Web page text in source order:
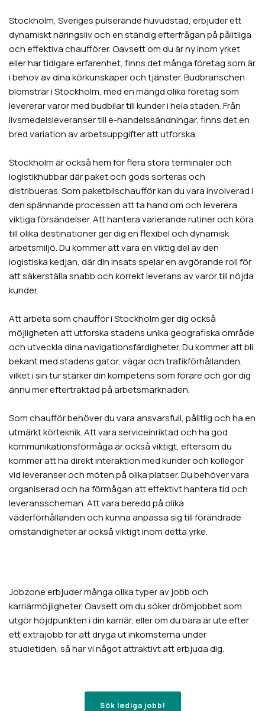
Stockholm, Sveriges pulserande huvudstad, erbjuder ett
dynamiskt näringsliv och en ständig efterfrågan på pålitliga
och effektiva chaufförer. Oavsett om du är ny inom yrket
eller har tidigare erfarenhet, finns det många företag som är
i behov av dina körkunskaper och tjänster. Budbranschen
blomstrar i Stockholm, med en mängd olika företag som
levererar varor med budbilar till kunder i hela staden. Från
livsmedelsleveranser till e-handelssändningar, finns det en
bred variation av arbetsuppgifter att utforska.
Stockholm är också hem för flera stora terminaler och
logistikhubbar där paket och gods sorteras och
distribueras. Som paketbilschaufför kan du vara involverad i
den spännande processen att ta hand om och leverera
viktiga försändelser. Att hantera varierande rutiner och köra
till olika destinationer ger dig en flexibel och dynamisk
arbetsmiljö. Du kommer att vara en viktig del av den
logistiska kedjan, där din insats spelar en avgörande roll för
att säkerställa snabb och korrekt leverans av varor till nöjda
kunder.
Att arbeta som chaufför i Stockholm ger dig också
möjligheten att utforska stadens unika geografiska område
och utveckla dina navigationsfärdigheter. Du kommer att bli
bekant med stadens gator, vägar och trafikförhållanden,
vilket i sin tur stärker din kompetens som förare och gör dig
ännu mer eftertraktad på arbetsmarknaden.
Som chaufför behöver du vara ansvarsfull, pålitlig och ha en
utmärkt körteknik. Att vara serviceinriktad och ha god
kommunikationsförmåga är också viktigt, eftersom du
kommer att ha direkt interaktion med kunder och kollegor
vid leveranser och möten på olika platser. Du behöver vara
organiserad och ha förmågan att effektivt hantera tid och
leveransscheman. Att vara beredd på olika
väderförhållanden och kunna anpassa sig till förändrade
omständigheter är också viktigt inom detta yrke.
Jobzone erbjuder många olika typer av jobb och
karriärmöjligheter. Oavsett om du söker drömjobbet som
utgör höjdpunkten i din karriär, eller om du bara är ute efter
ett extrajobb för att dryga ut inkomsterna under
studietiden, så har vi något attraktivt att erbjuda dig.
Sök lediga jobb!